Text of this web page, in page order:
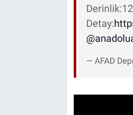
Detay:
— AFAD